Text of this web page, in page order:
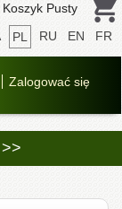
Koszyk Pusty
PL RU EN FR